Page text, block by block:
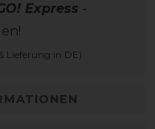
Express -
Lieferung in DE)